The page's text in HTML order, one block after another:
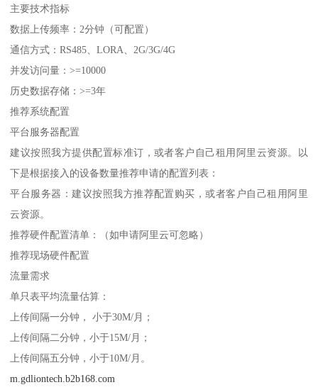
主要技术指标
数据上传频率：2分钟（可配置）
通信方式：RS485、LORA、2G/3G/4G
并发访问量：>=10000
历史数据存储：>=3年
推荐系统配置
平台服务器配置
建议按照我方提供配置标准订，或者客户自己租用阿里云资源。以
下是根据接入的设备数量推荐申请的配置列表：
平台服务器：建议按照我方推荐配置购买，或者客户自己租用阿里
云资源。
推荐硬件配置清单：（如申请阿里云可忽略）
推荐现场硬件配置
流量需求
单只表平均流量估算：
上传间隔一分钟， 小于30M/月；
上传间隔二分钟，小于15M/月；
上传间隔五分钟，小于10M/月。
m.gdliontech.b2b168.com